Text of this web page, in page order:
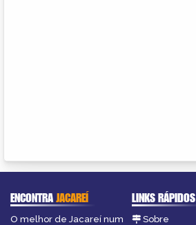
ENCONTRAJACAREÍ
O melhor de Jacareí num
LINKS RÁPIDOS
Sobre